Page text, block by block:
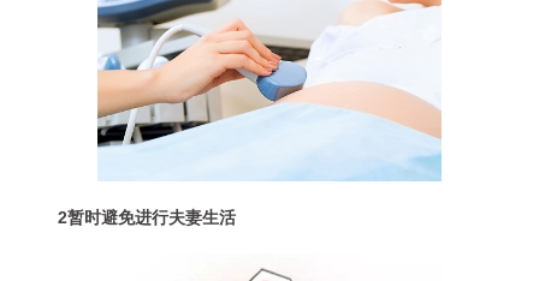
2暂时避免进行夫妻生活